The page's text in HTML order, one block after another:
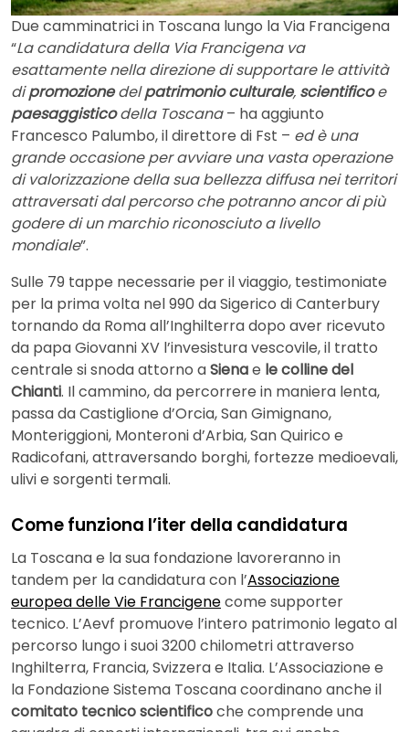
Due camminatrici in Toscana lungo la Via Francigena
“La candidatura della Via Francigena va
esattamente nella direzione di supportare le attività
dipromozionedelpatrimonio culturale, scientificoe
paesaggisticodella Toscana– ha aggiunto
Francesco Palumbo, il direttore di Fst – ed è una
grande occasione per avviare una vasta operazione
di valorizzazione della sua bellezza diffusa nei territori
attraversati dal percorso che potranno ancor di più
godere di un marchio riconosciuto a livello
mondiale”.
Sulle 79 tappe necessarie per il viaggio, testimoniate
per la prima volta nel 990 da Sigerico di Canterbury
tornando da Roma all’Inghilterra dopo aver ricevuto
da papa Giovanni XV l’invesistura vescovile, il tratto
centrale si snoda attorno aSienae le colline del
Chianti. Il cammino, da percorrere in maniera lenta,
passa da Castiglione d’Orcia, San Gimignano,
Monteriggioni, Monteroni d’Arbia, San Quirico e
Radicofani, attraversando borghi, fortezze medioevali,
ulivi e sorgenti termali.
Come funziona l’iter della candidatura
La Toscana e la sua fondazione lavoreranno in
tandem per la candidatura con l’Associazione
europea delle Vie Francigenecome supporter
tecnico. L’Aevf promuove l’intero patrimonio legato al
percorso lungo i suoi 3200 chilometri attraverso
Inghilterra, Francia, Svizzera e Italia. L’Associazione e
la Fondazione Sistema Toscana coordinano anche il
comitato tecnico scientificoche comprende una